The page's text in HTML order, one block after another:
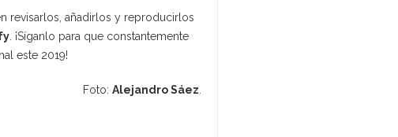
revisarlos, añadirlos y reproducirlos
. ¡Síganlo para que constantemente
este 2019!
Foto: Alejandro Sáez